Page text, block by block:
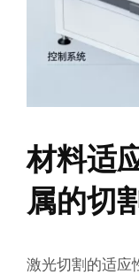
材料适
属的切
激光切割的适应